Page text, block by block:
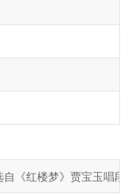
《红楼梦》贾宝玉唱